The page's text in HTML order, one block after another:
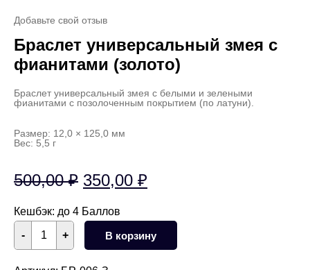
Добавьте свой отзыв
Браслет универсальный змея с
фианитами (золото)
Браслет универсальный змея с белыми и зелеными
фианитами с позолоченным покрытием (по латуни).
Размер: 12,0 × 125,0 мм
Вес: 5,5 г
500,00₽ Первоначальная
цена
составляла
500,00 ₽.
350,00 ₽
350,00 ₽.
Кешбэк: до 4 Баллов
+
Количество
товара
Браслет
- В корзину